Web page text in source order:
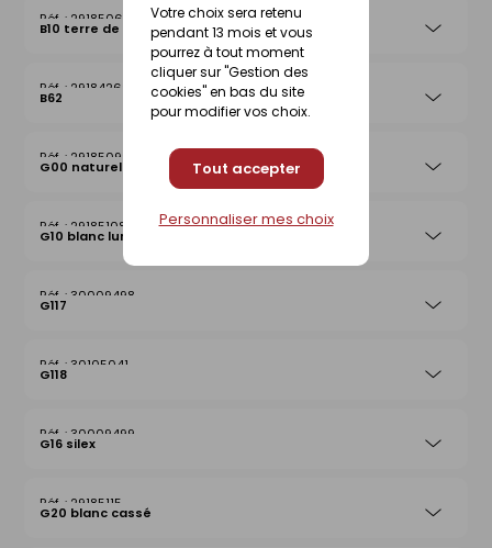
Votre choix sera retenu
pendant 13 mois et vous
pourrez à tout moment
cliquer sur "Gestion des
cookies" en bas du site
pour modifier vos choix.
Tout accepter
Personnaliser mes choix
29185061
B10 terre de lune
29184262
B62
29185092
G00 naturel
29185108
G10 blanc lumière
30009498
G117
30105041
G118
30009499
G16 silex
29185115
G20 blanc cassé